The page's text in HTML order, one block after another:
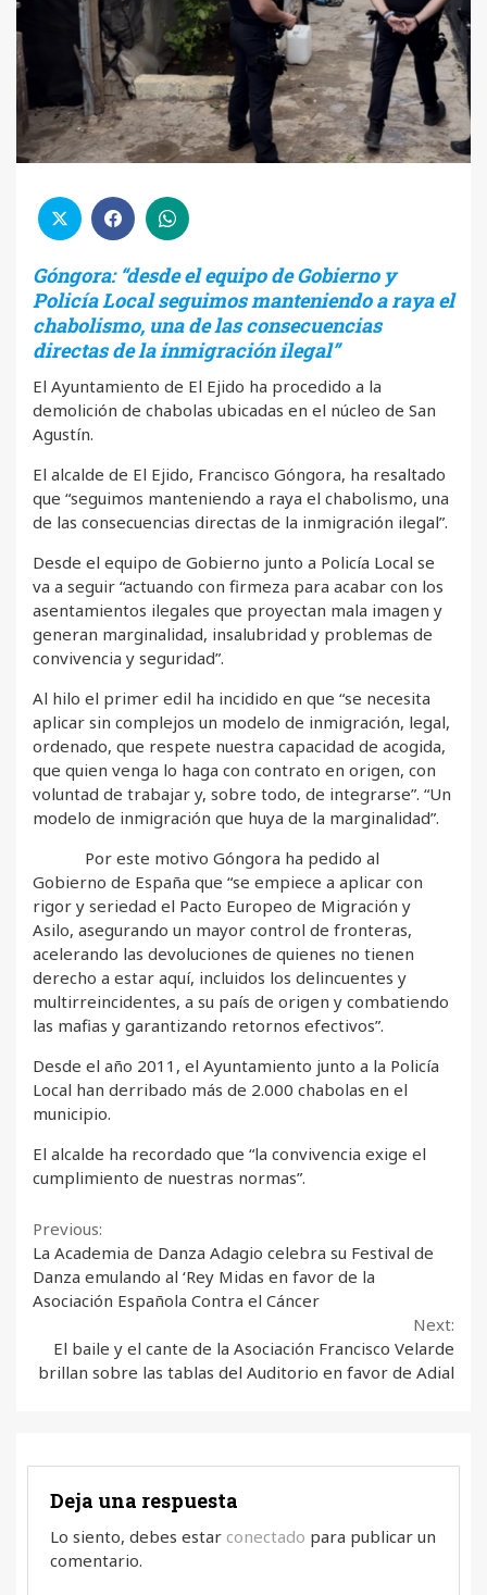
Góngora: “desde el equipo de Gobierno y
Policía Local seguimos manteniendo a raya el
chabolismo, una de las consecuencias
directas de la inmigración ilegal”
El Ayuntamiento de El Ejido ha procedido a la
demolición de chabolas ubicadas en el núcleo de San
Agustín.
El alcalde de El Ejido, Francisco Góngora, ha resaltado
que “seguimos manteniendo a raya el chabolismo, una
de las consecuencias directas de la inmigración ilegal”.
Desde el equipo de Gobierno junto a Policía Local se
va a seguir “actuando con firmeza para acabar con los
asentamientos ilegales que proyectan mala imagen y
generan marginalidad, insalubridad y problemas de
convivencia y seguridad”.
Al hilo el primer edil ha incidido en que “se necesita
aplicar sin complejos un modelo de inmigración, legal,
ordenado, que respete nuestra capacidad de acogida,
que quien venga lo haga con contrato en origen, con
voluntad de trabajar y, sobre todo, de integrarse”. “Un
modelo de inmigración que huya de la marginalidad”.
Por este motivo Góngora ha pedido al
Gobierno de España que “se empiece a aplicar con
rigor y seriedad el Pacto Europeo de Migración y
Asilo, asegurando un mayor control de fronteras,
acelerando las devoluciones de quienes no tienen
derecho a estar aquí, incluidos los delincuentes y
multirreincidentes, a su país de origen y combatiendo
las mafias y garantizando retornos efectivos”.
Desde el año 2011, el Ayuntamiento junto a la Policía
Local han derribado más de 2.000 chabolas en el
municipio.
El alcalde ha recordado que “la convivencia exige el
cumplimiento de nuestras normas”.
Continue
Reading
Previous:
La Academia de Danza Adagio celebra su Festival de
Danza emulando al ‘Rey Midas en favor de la
Asociación Española Contra el Cáncer
Next:
El baile y el cante de la Asociación Francisco Velarde
brillan sobre las tablas del Auditorio en favor de Adial
Deja una respuesta
Lo siento, debes estar conectado para publicar un
comentario.